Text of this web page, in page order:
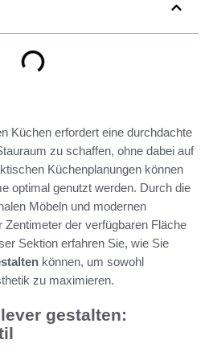
Küchen erfordert eine durchdachte
zu schaffen, ohne dabei auf
Küchenplanungen können
optimal genutzt werden. Durch die
Möbeln und modernen
Zentimeter der verfügbaren Fläche
Sektion erfahren Sie, wie Sie
können, um sowohl
zu maximieren.
gestalten: